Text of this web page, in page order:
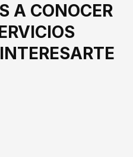
A CONOCER